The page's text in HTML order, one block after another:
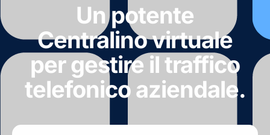
Un potente
Centralino virtuale
per gestire il traffico
telefonico aziendale.